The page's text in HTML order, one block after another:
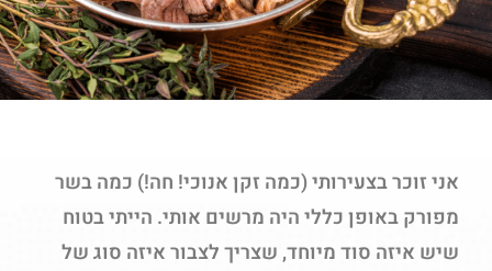
אני זוכר בצעירותי (כמה זקן אנוכי! חה!) כמה בשר
מפורק באופן כללי היה מרשים אותי. הייתי בטוח
שיש איזה סוד מיוחד, שצריך לצבור איזה סוג של